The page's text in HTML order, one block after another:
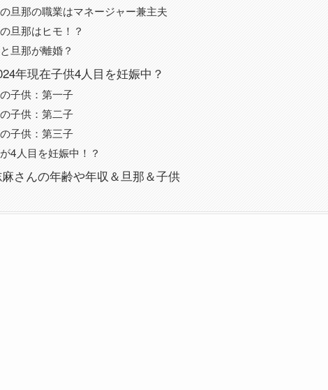
旦那の職業はマネージャー兼主夫
旦那はヒモ！？
旦那が離婚？
年現在子供4人目を妊娠中？
子供：第一子
子供：第二子
子供：第三子
4人目を妊娠中！？
麻さんの年齢や年収＆旦那＆子供